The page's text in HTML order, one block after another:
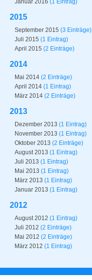
Januar 2016 (1 Eintrag)
2015
September 2015 (3 Einträge)
Juli 2015 (1 Eintrag)
April 2015 (2 Einträge)
2014
Mai 2014 (2 Einträge)
April 2014 (1 Eintrag)
März 2014 (2 Einträge)
2013
Dezember 2013 (1 Eintrag)
November 2013 (1 Eintrag)
Oktober 2013 (2 Einträge)
August 2013 (1 Eintrag)
Juli 2013 (1 Eintrag)
Mai 2013 (1 Eintrag)
März 2013 (1 Eintrag)
Januar 2013 (1 Eintrag)
2012
August 2012 (1 Eintrag)
Juli 2012 (2 Einträge)
Mai 2012 (2 Einträge)
März 2012 (1 Eintrag)